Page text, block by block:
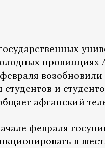
провинциях
возобновили
студентов и
афганский
февраля
в